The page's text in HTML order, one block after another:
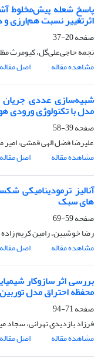
پاسخ شعله پیش‌مخلوط
اثرتغییر نسبت هم‌ارزی
صفحه20-37
نجمه حاجی‌علی‌گل، کیومرث
مشاهده مقاله
اصل مقاله
شبیه‌سازی عددی جریان
مدل با تکنولوژی ورودی
صفحه39-58
علیرضا فضل الهی قمشی، امیر
مشاهده مقاله
اصل مقاله
آنالیز ترمودینامیکی
های سبک
صفحه59-69
رضا خوشبین، رامین کریم زاده
مشاهده مقاله
اصل مقاله
بررسی اثر سازوکار
محفظه احتراق مدل
صفحه71-94
فرزاد بازدیدی تهرانی، سجاد
مشاهده مقاله
اصل مقاله